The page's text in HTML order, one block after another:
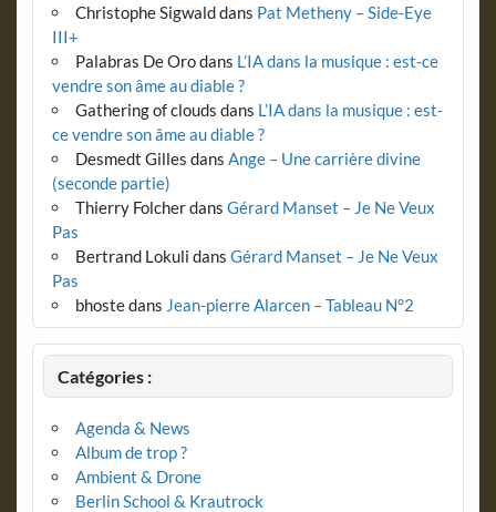
Christophe Sigwalddans Pat Metheny – Side-Eye
III+
Palabras De Orodans L’IA dans la musique : est-ce
vendre son âme au diable ?
Gathering of clouds dans L’IA dans la musique : est-
ce vendre son âme au diable ?
Desmedt Gilles dans Ange – Une carrière divine
(seconde partie)
Thierry Folcherdans Gérard Manset – Je Ne Veux
Pas
Bertrand Lokuli dans Gérard Manset – Je Ne Veux
Pas
bhostedans Jean-pierre Alarcen – Tableau N°2
Catégories :
Agenda & News
Album de trop ?
Ambient & Drone
Berlin School & Krautrock